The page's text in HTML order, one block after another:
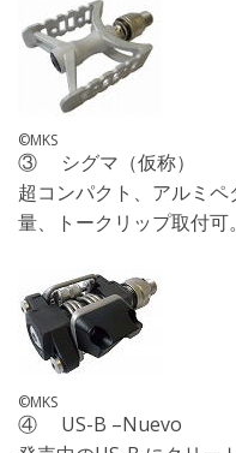
©MKS
③ シグマ（仮称）
超コンパクト、アルミ
量、トークリップ取付可。
©MKS
④ US-B –Nuevo